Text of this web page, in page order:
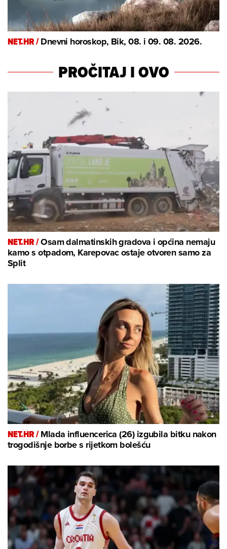
NET.HR /Dnevni horoskop, Bik, 08. i 09. 08. 2026.
PROČITAJ I OVO
NET.HR /Osam dalmatinskih gradova i općina nemaju
kamo s otpadom, Karepovac ostaje otvoren samo za
Split
NET.HR /Mlada influencerica (26) izgubila bitku nakon
trogodišnje borbe s rijetkom bolešću